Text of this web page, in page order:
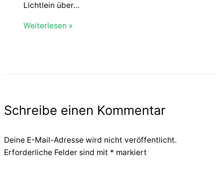
Lichtlein über…
Weiterlesen »
Schreibe einen Kommentar
Deine E-Mail-Adresse wird nicht veröffentlicht.
Erforderliche Felder sind mit * markiert